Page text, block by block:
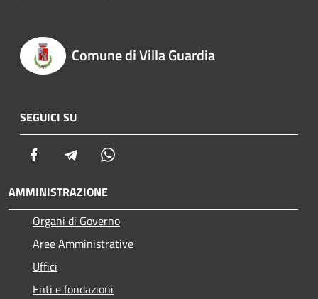
Comune di Villa Guardia
SEGUICI SU
Facebook Telegram
AMMINISTRAZIONE
Organi di Governo
Aree Amministrative
Uffici
Enti e fondazioni